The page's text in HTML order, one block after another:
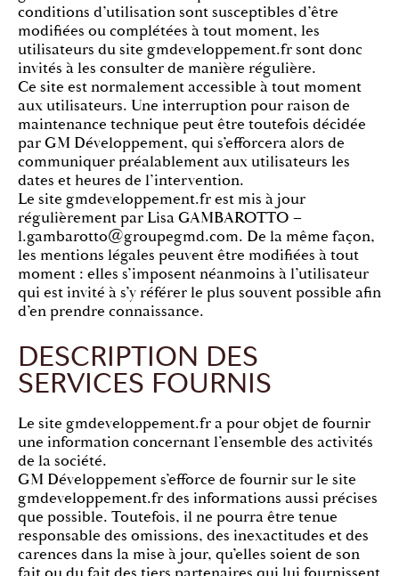
conditions d’utilisation sont susceptibles d’être
modifiées ou complétées à tout moment, les
utilisateurs du site gmdeveloppement.fr sont donc
invités à les consulter de manière régulière.
Ce site est normalement accessible à tout moment
aux utilisateurs. Une interruption pour raison de
maintenance technique peut être toutefois décidée
par GM Développement, qui s’efforcera alors de
communiquer préalablement aux utilisateurs les
dates et heures de l’intervention.
Le site gmdeveloppement.fr est mis à jour
régulièrement par Lisa GAMBAROTTO –
l.gambarotto@groupegmd.com. De la même façon,
les mentions légales peuvent être modifiées à tout
moment : elles s’imposent néanmoins à l’utilisateur
qui est invité à s’y référer le plus souvent possible afin
d’en prendre connaissance.
DESCRIPTION DES
SERVICES FOURNIS
Le site gmdeveloppement.fr a pour objet de fournir
une information concernant l’ensemble des activités
de la société.
GM Développement s’efforce de fournir sur le site
gmdeveloppement.fr des informations aussi précises
que possible. Toutefois, il ne pourra être tenue
responsable des omissions, des inexactitudes et des
carences dans la mise à jour, qu’elles soient de son